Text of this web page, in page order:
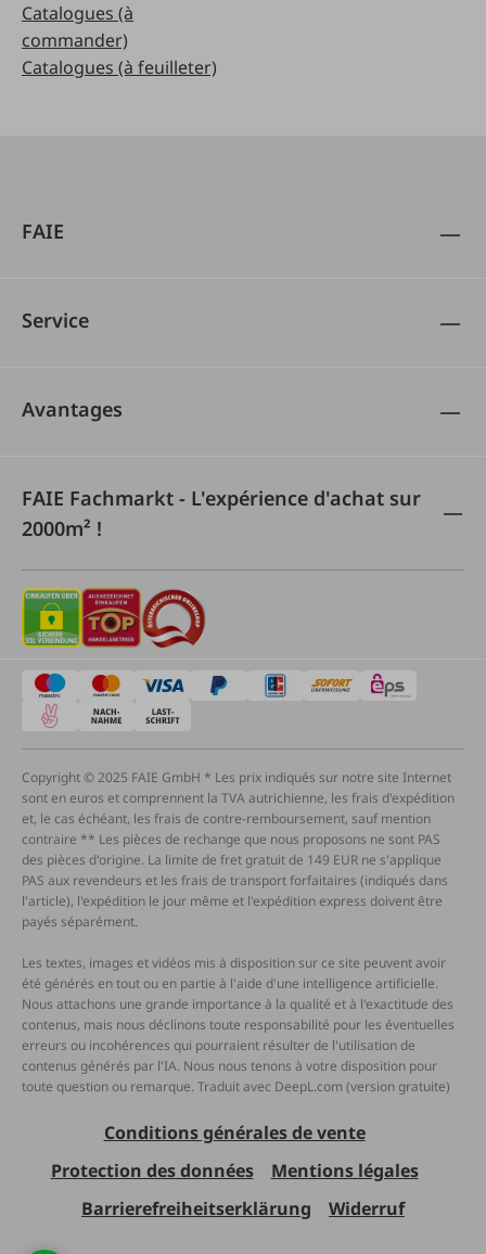
Catalogues (à
commander)
Catalogues (à feuilleter)
FAIE
Service
Avantages
FAIE Fachmarkt - L'expérience d'achat sur
2000m² !
Copyright © 2025 FAIE GmbH * Les prix indiqués sur notre site Internet
sont en euros et comprennent la TVA autrichienne, les frais d'expédition
et, le cas échéant, les frais de contre-remboursement, sauf mention
contraire ** Les pièces de rechange que nous proposons ne sont PAS
des pièces d'origine. La limite de fret gratuit de 149 EUR ne s'applique
PAS aux revendeurs et les frais de transport forfaitaires (indiqués dans
l'article), l'expédition le jour même et l'expédition express doivent être
payés séparément.
Les textes, images et vidéos mis à disposition sur ce site peuvent avoir
été générés en tout ou en partie à l'aide d'une intelligence artificielle.
Nous attachons une grande importance à la qualité et à l'exactitude des
contenus, mais nous déclinons toute responsabilité pour les éventuelles
erreurs ou incohérences qui pourraient résulter de l'utilisation de
contenus générés par l'IA. Nous nous tenons à votre disposition pour
toute question ou remarque. Traduit avec DeepL.com (version gratuite)
Conditions générales de vente
Protection des données
Mentions légales
Barrierefreiheitserklärung
Widerruf